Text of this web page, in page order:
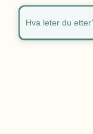
Hva leter du